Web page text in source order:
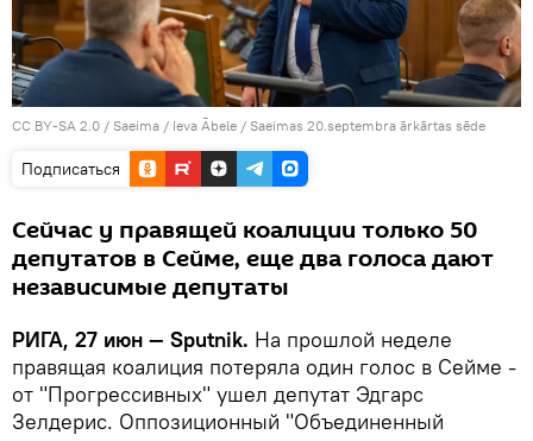
CC BY-SA 2.0 / Saeima / Ieva Ābele / Saeimas 20.septembra ārkārtas sēde
Подписаться
Сейчас у правящей коалиции только 50
депутатов в Сейме, еще два голоса дают
независимые депутаты
РИГА, 27 июн — Sputnik. На прошлой неделе
правящая коалиция потеряла один голос в Сейме -
от "Прогрессивных" ушел депутат Эдгарс
Зелдерис. Оппозиционный "Объединенный